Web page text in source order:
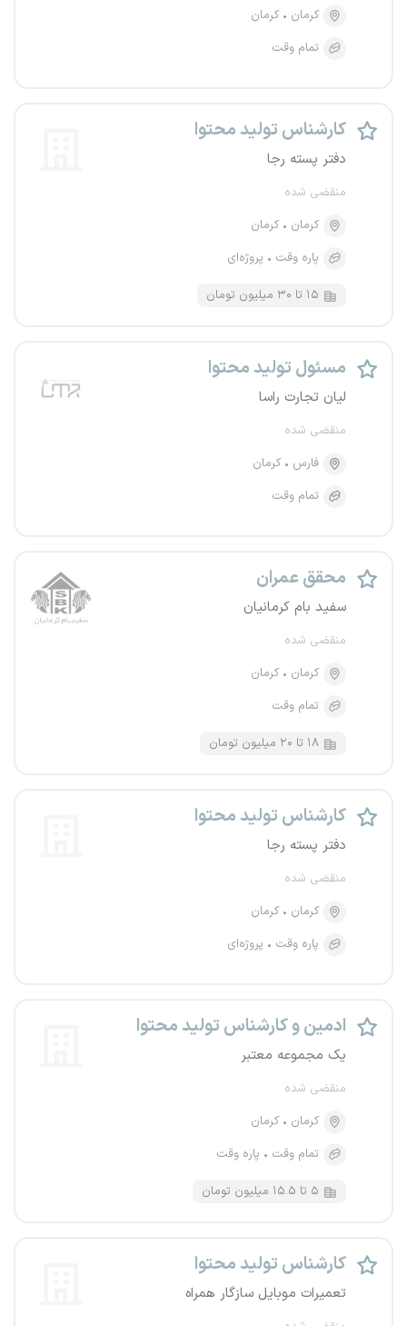
کرمان
کرمان
تمام وقت
کارشناس تولید محتوا
دفتر پسته رجا
منقضی شده
کرمان
کرمان
پاره وقت
پروژه‌ای
۱۵ تا ۳۰ میلیون تومان
مسئول تولید محتوا
لیان تجارت راسا
منقضی شده
فارس
کرمان
تمام وقت
محقق عمران
سفید بام کرمانیان
منقضی شده
کرمان
کرمان
تمام وقت
۱۸ تا ۲۰ میلیون تومان
کارشناس تولید محتوا
دفتر پسته رجا
منقضی شده
کرمان
کرمان
پاره وقت
پروژه‌ای
ادمین و کارشناس تولید محتوا
یک مجموعه معتبر
منقضی شده
کرمان
کرمان
تمام وقت
پاره وقت
۵ تا ۱۵.۵ میلیون تومان
کارشناس تولید محتوا
تعمیرات موبایل سازگار همراه